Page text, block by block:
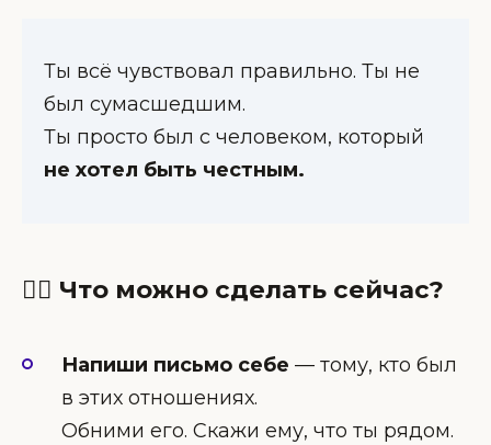
Ты всё чувствовал правильно. Ты не
был сумасшедшим.
Ты просто был с человеком, который
не хотел быть честным.
❤️‍🔥 Что можно сделать сейчас?
Напиши письмо себе — тому, кто был
в этих отношениях.
Обними его. Скажи ему, что ты рядом.